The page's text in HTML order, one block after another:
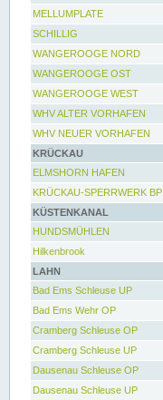
MELLUMPLATE
SCHILLIG
WANGEROOGE NORD
WANGEROOGE OST
WANGEROOGE WEST
WHV ALTER VORHAFEN
WHV NEUER VORHAFEN
KRÜCKAU
ELMSHORN HAFEN
KRÜCKAU-SPERRWERK BP
KÜSTENKANAL
HUNDSMÜHLEN
Hilkenbrook
LAHN
Bad Ems Schleuse UP
Bad Ems Wehr OP
Cramberg Schleuse OP
Cramberg Schleuse UP
Dausenau Schleuse OP
Dausenau Schleuse UP